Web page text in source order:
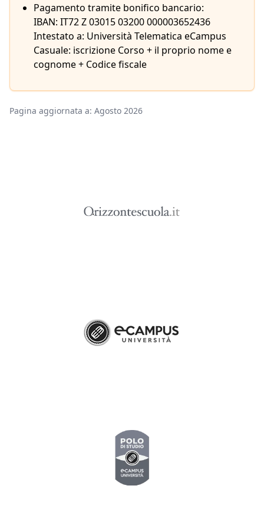
Pagamento tramite bonifico bancario:
IBAN: IT72 Z 03015 03200 000003652436
Intestato a: Università Telematica eCampus
Casuale: iscrizione Corso + il proprio nome e
cognome + Codice fiscale
Pagina aggiornata a: Agosto 2026